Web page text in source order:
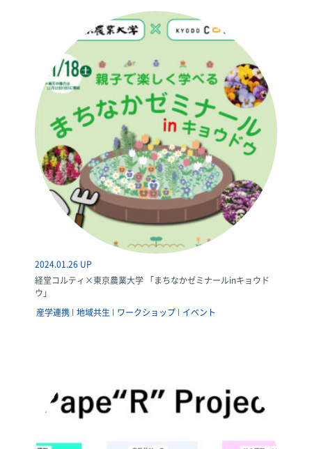
2024.01.26 UP
経堂コルティ×東京農業大学 「まちなかゼミナールinキョウド
ウ」
産学連携 地域共生 ワークショップ イベント